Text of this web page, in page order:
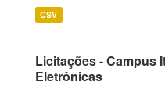
CSV
Licitações - Campus
Eletrônicas